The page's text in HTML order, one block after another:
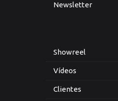
Newsletter
Showreel
Vídeos
Clientes